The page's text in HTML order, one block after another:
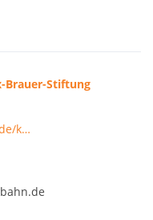
Brauer-Stiftung
k…